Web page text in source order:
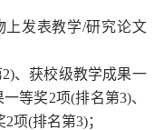
上发表教学/研究论文
、获校级教学成果一
等奖2项(排名第3)、
项(排名第3)；